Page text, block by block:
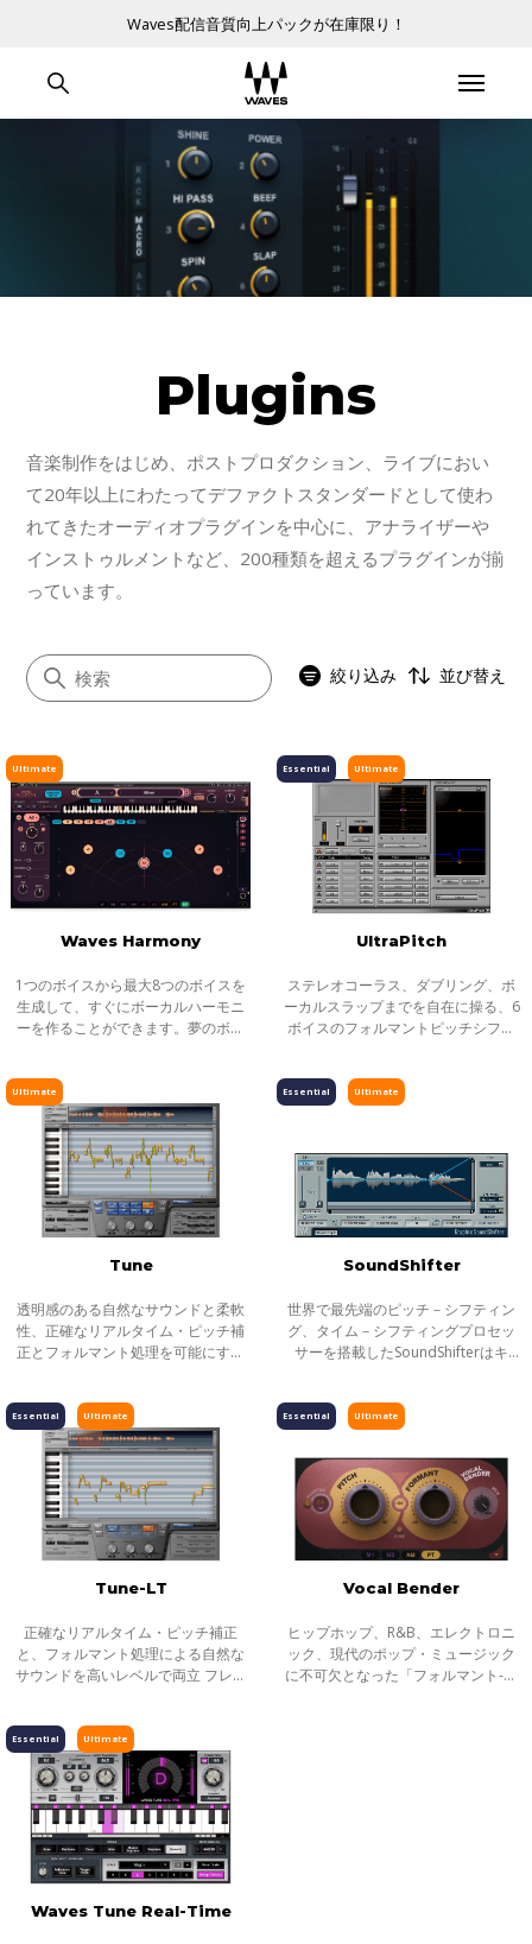
Waves配信音質向上パックが在庫限り！
Plugins
音楽制作をはじめ、ポストプロダクション、ライブにおい
て20年以上にわたってデファクトスタンダードとして使わ
れてきたオーディオプラグインを中心に、アナライザーや
インストゥルメントなど、200種類を超えるプラグインが揃
っています。
すべて
イコライザー
ダイナミクス
ボーカル
マスタリング
サチュレーション／ディストーション
モジュレーション
ピッチ／タイムシフト
ディレイ／リバーブ
エフェクト
インストゥルメント
ギター／ベース
メーター
サラウンド
ヘッドフォンミキシング
ライブソリューション
チャンネルストリップ
ハーモニックエンハンサー
絞り込み 並び替え
Ultimate
Waves Harmony
1つのボイスから最大8つのボイスを
生成して、すぐにボーカルハーモニ
ーを作ることができます。夢のボー
を簡単にカスタマイズできます。ピ
ッチ、フォ
Ultimate
Essential
UltraPitch
ステレオコーラス、ダブリング、ボ
ーカルスラップまでを自在に操る、6
ボイスのフォルマントピッチシフタ
スフォームが必要になった際は、
Ultimate
Tune
透明感のある自然なサウンドと柔軟
性、正確なリアルタイム・ピッチ補
正とフォルマント処理を可能にする
べて搭載し、素晴らしいボーカル・
テイクを
Ultimate
Essential
SoundShifter
世界で最先端のピッチ－シフティン
グ、タイム－シフティングプロセッ
サーを搭載したSoundShifterはキ
ッチ操作を可能にします。
Ultimate
Essential
Tune-LT
正確なリアルタイム・ピッチ補正
と、フォルマント処理による自然な
サウンドを高いレベルで両立 フレー
ル・テイクを完成できます。ボーカ
ル・ノー
Ultimate
Essential
Vocal Bender
ヒップホップ、R&B、エレクトロニ
ック、現代のポップ・ミュージック
に不可欠となった「フォルマント-ピ
Ultimate
Essential
Waves Tune Real-Time